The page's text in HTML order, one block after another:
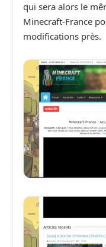
qui sera alors le
Minecraft-France
modifications près.